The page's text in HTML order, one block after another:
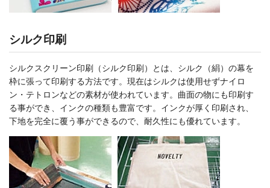
シルク印刷
シルクスクリーン印刷（シルク印刷）とは、シルク（絹）の幕を
枠に張って印刷する方法です。現在はシルクは使用せずナイロ
ン・テトロンなどの素材が使われています。曲面の物にも印刷す
る事ができ、インクの種類も豊富です。インクが厚く印刷され、
下地を完全に覆う事ができるので、耐久性にも優れています。